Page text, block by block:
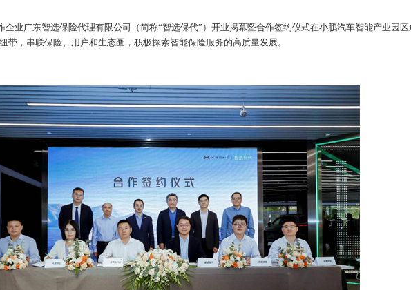
企业广东智选保险代理有限公司（简称“智选保代”）开业揭幕暨合作签约仪式在小鹏汽车智能产业园
带，串联保险、用户和生态圈，积极探索智能保险服务的高质量发展。